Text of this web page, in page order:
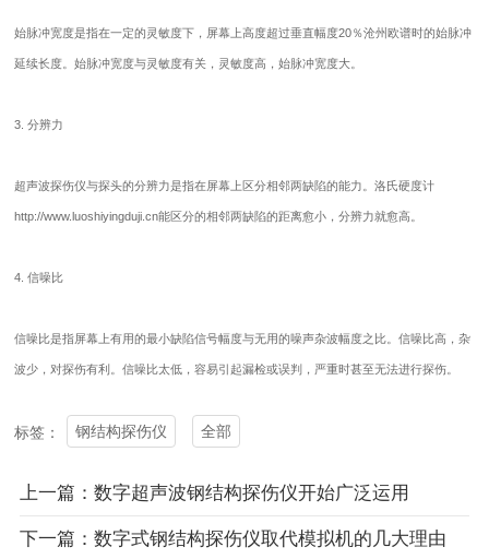
始脉冲宽度是指在一定的灵敏度下，屏幕上高度超过垂直幅度20％沧州欧谱时的始脉冲
延续长度。始脉冲宽度与灵敏度有关，灵敏度高，始脉冲宽度大。
3. 分辨力
超声波探伤仪与探头的分辨力是指在屏幕上区分相邻两缺陷的能力。洛氏硬度计
http://www.luoshiyingduji.cn能区分的相邻两缺陷的距离愈小，分辨力就愈高。
4. 信噪比
信噪比是指屏幕上有用的最小缺陷信号幅度与无用的噪声杂波幅度之比。信噪比高，杂
波少，对探伤有利。信噪比太低，容易引起漏检或误判，严重时甚至无法进行探伤。
标签： 钢结构探伤仪 全部
上一篇：数字超声波钢结构探伤仪开始广泛运用
下一篇：数字式钢结构探伤仪取代模拟机的几大理由